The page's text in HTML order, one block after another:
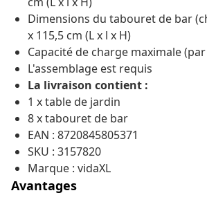
Dimensions du tabouret de bar
x 115,5 cm (L x l x H)
Capacité de charge maximale
L'assemblage est requis
La livraison contient :
1 x table de jardin
8 x tabouret de bar
EAN : 8720845805371
SKU : 3157820
Marque : vidaXL
Avantages